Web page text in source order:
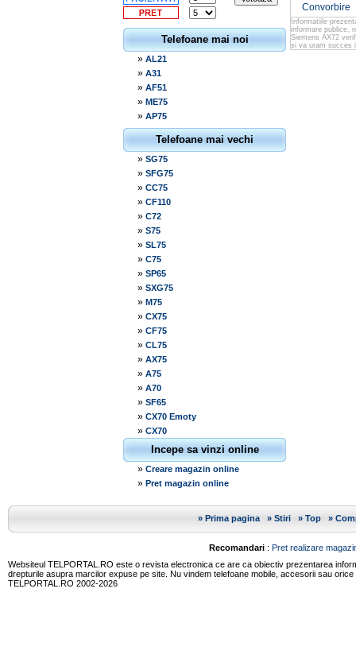
Telefoane mai noi
» AL21
» A31
» AF51
» ME75
» AP75
Telefoane mai vechi
» SG75
» SFG75
» CC75
» CF110
» C72
» S75
» SL75
» C75
» SP65
» SXG75
» M75
» CX75
» CF75
» CL75
» AX75
» A75
» A70
» SF65
» CX70 Emoty
» CX70
Incepe sa vinzi online
» Creare magazin online
» Pret magazin online
Convorbire
Informatiile
informare publice,
Siemens AX72
si va uram succes
» Prima pagina» Stiri» Top»
Recomandari : Pret realizare
Websiteul TELPORTAL.RO este o revista electronica ce are ca obiectiv prezentarea
drepturile asupra marcilor expuse pe site. Nu vindem telefoane mobile, accesorii sau
TELPORTAL.RO 2002-2026